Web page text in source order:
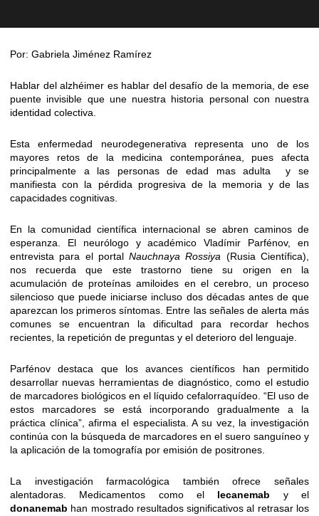
Por: Gabriela Jiménez Ramírez
Hablar del alzhéimer es hablar del desafío de la memoria, de ese
puente invisible que une nuestra historia personal con nuestra
identidad colectiva.
Esta enfermedad neurodegenerativa representa uno de los
mayores retos de la medicina contemporánea, pues afecta
principalmente a las personas de edad mas adulta y se
manifiesta con la pérdida progresiva de la memoria y de las
capacidades cognitivas.
En la comunidad científica internacional se abren caminos de
esperanza. El neurólogo y académico Vladímir Parfénov, en
entrevista para el portalNauchnaya Rossiya (Rusia Científica),
nos recuerda que este trastorno tiene su origen en la
acumulación de proteínas amiloides en el cerebro, un proceso
silencioso que puede iniciarse incluso dos décadas antes de que
aparezcan los primeros síntomas. Entre las señales de alerta más
comunes se encuentran la dificultad para recordar hechos
recientes, la repetición de preguntas y el deterioro del lenguaje.
Parfénov destaca que los avances científicos han permitido
desarrollar nuevas herramientas de diagnóstico, como el estudio
de marcadores biológicos en el líquido cefalorraquídeo. “El uso de
estos marcadores se está incorporando gradualmente a la
práctica clínica”, afirma el especialista. A su vez, la investigación
continúa con la búsqueda de marcadores en el suero sanguíneo y
la aplicación de la tomografía por emisión de positrones.
La investigación farmacológica también ofrece señales
alentadoras. Medicamentos como el lecanemab y el
donanemab han mostrado resultados significativos al retrasar los